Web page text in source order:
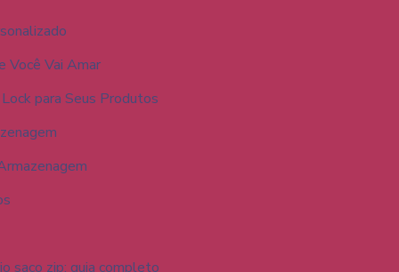
Você Vai Amar
para Seus Produtos
saco zip: guia completo